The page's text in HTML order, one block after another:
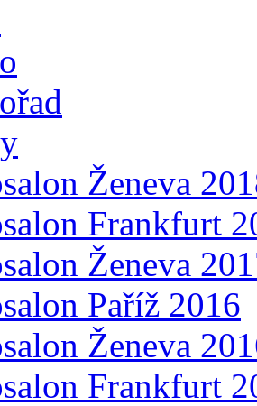
Ženeva
Frankfurt
Ženeva
Paříž 2016
Ženeva
Frankfurt